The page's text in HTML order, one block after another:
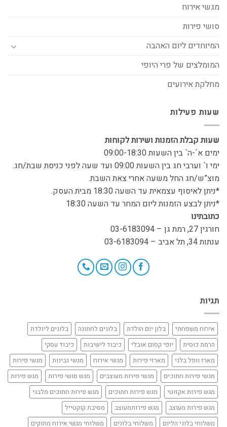
מגשי אירוח
סושי פירות
המיוחדים ליום האהבה
המומלצים של פרי היופי
מחלקת אירועים
שעות פעילות
שעות קבלת הזמנות ושירות לקוחות
ימים א`-ה` בין השעות 09:00-18:30
ימי ו` וערבי חג בין השעות 09:00 ועד שעה לפני כניסת שבת/חג.
מוצ”ש/חג החל משעה אחרי צאת השבת.
*ניתן לאיסוף עצמאית עד השעה 18:30 מבית העסק.
*ניתן לבצע הזמנות ליום המחר עד השעה 18:30
כתובתינו
חורגין 27, רמת גן – 03-6183094
ענתות 34, תל אביב – 03-6183094
תגיות
אירוח משפחתי בלון יום הולדת בלונים לחתונה
בלונים ליולדת
הרמת כוסית
יופי קסום אובלי כיבוד לישיבות
כיבוד עסקי
מארז וופל בלגי
מארזי פירות מגשי אירוח מגשי גבינות
מגשי פירות
מגשי פירות חתוכים
מגשי פירות מעוצבים מגש סושי פירות
מגש פירות
מגש פירות אקזוטי
מגש פירות חתוכים
מגש פירות חתוכים מלבני
מגש פירות מעוצב
מגש פירותמעוצב
מסיבת קוקטייל
משלוחי בלוני הליום
משלוחי בלונים משלוחי מגשי אירוח מתוקים